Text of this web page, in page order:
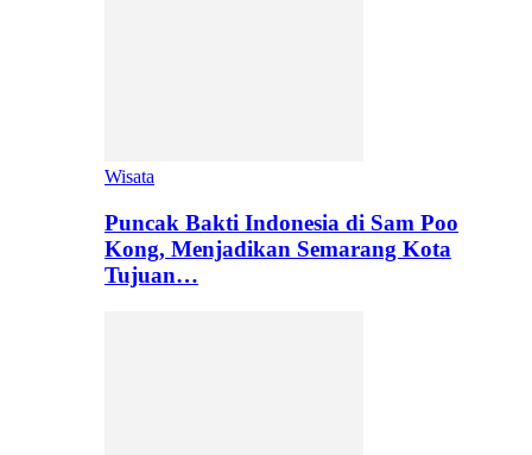
Wisata
Puncak Bakti Indonesia di Sam Poo
Kong, Menjadikan Semarang Kota
Tujuan…